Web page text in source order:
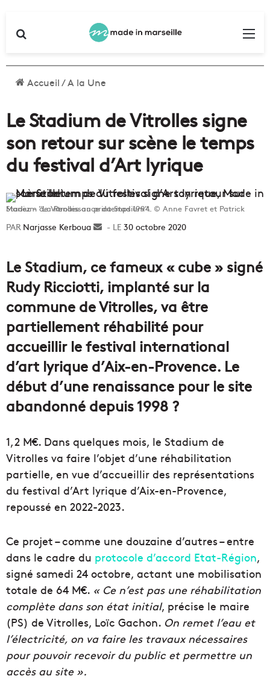
Accueil/A la Une
Le Stadium de Vitrolles signe
son retour sur scène le temps
du festival d’Art lyrique
Stadium de Vitrolles au printemps 1994. © Anne Favret et Patrick Manez - "La Renaissance du Stadium".
Narjasse Kerboua
Envoyer30 octobre 2020
Le Stadium, ce fameux « cube » signé
Rudy Ricciotti, implanté sur la
commune de Vitrolles, va être
partiellement réhabilité pour
accueillir le festival international
d’art lyrique d’Aix-en-Provence. Le
début d’une renaissance pour le site
abandonné depuis 1998 ?
1,2 M€. Dans quelques mois, le Stadium de
Vitrolles va faire l’objet d’une réhabilitation
partielle, en vue d’accueillir des représentations
du festival d’Art lyrique d’Aix-en-Provence,
repoussé en 2022-2023.
Ce projet – comme une douzaine d’autres – entre
dans le cadre du protocole d’accord Etat-Région,
signé samedi 24 octobre, actant une mobilisation
totale de 64 M€. « Ce n’est pas une réhabilitation
complète dans son état initial, précise le maire
(PS) de Vitrolles, Loïc Gachon. On remet l’eau et
l’électricité, on va faire les travaux nécessaires
pour pouvoir recevoir du public et permettre un
accès au site ».